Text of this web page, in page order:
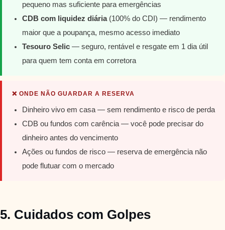
pequeno mas suficiente para emergências
CDB com liquidez diária(100% do CDI) — rendimento
maior que a poupança, mesmo acesso imediato
Tesouro Selic — seguro, rentável e resgate em 1 dia útil
para quem tem conta em corretora
❌ ONDE NÃO GUARDAR A RESERVA
Dinheiro vivo em casa — sem rendimento e risco de perda
CDB ou fundos com carência — você pode precisar do
dinheiro antes do vencimento
Ações ou fundos de risco — reserva de emergência não
pode flutuar com o mercado
5. Cuidados com Golpes